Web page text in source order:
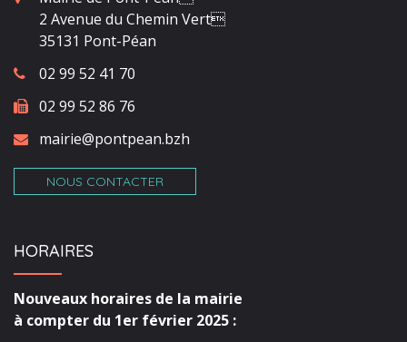
2 Avenue du Chemin Vert
35131 Pont-Péan
02 99 52 41 70
02 99 52 86 76
mairie@pontpean.bzh
NOUS CONTACTER
HORAIRES
Nouveaux horaires de la mairie
à compter du 1er février 2025 :